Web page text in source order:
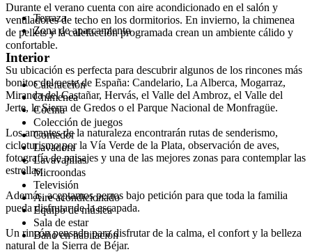
Durante el verano cuenta con aire acondicionado en el salón y
ventiladores de techo en los dormitorios. En invierno, la chimenea
de pellets y la calefacción programada crean un ambiente cálido y
confortable.
Su ubicación es perfecta para descubrir algunos de los rincones más
bonitos del oeste de España: Candelario, La Alberca, Mogarraz,
Miranda del Castañar, Hervás, el Valle del Ambroz, el Valle del
Jerte, la Sierra de Gredos o el Parque Nacional de Monfragüe.
Los amantes de la naturaleza encontrarán rutas de senderismo,
cicloturismo por la Vía Verde de la Plata, observación de aves,
fotografía de paisajes y una de las mejores zonas para contemplar las
estrellas.
Además, aceptamos perros bajo petición para que toda la familia
pueda disfrutar de la escapada.
Un rincón pensado para disfrutar de la calma, el confort y la belleza
natural de la Sierra de Béjar.
Terraza
Zona de aparcamiento
Interior
Calefacción
Chimenea
Cocina
Colección de juegos
Comedor
Lavadora
Lavavajillas
Microondas
Televisión
Aire acondicionado
Equipo de música
Sala de estar
Baño en habitación